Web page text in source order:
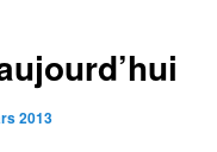
2013